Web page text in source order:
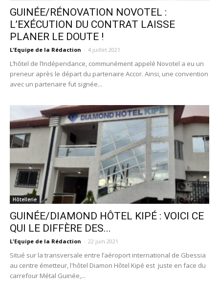
GUINÉE/RÉNOVATION NOVOTEL :
L’EXÉCUTION DU CONTRAT LAISSE
PLANER LE DOUTE !
L'Equipe de la Rédaction - 4 juillet 2021
L’hôtel de l’Indépendance, communément appelé Novotel a eu un
preneur après le départ du partenaire Accor. Ainsi, une convention
avec un partenaire fut signée...
Hôtellerie
GUINÉE/DIAMOND HÔTEL KIPÉ : VOICI CE
QUI LE DIFFÈRE DES...
L'Equipe de la Rédaction - 22 juin 2021
Situé sur la transversale entre l’aéroport international de Gbessia
au centre émetteur, l'hôtel Diamon Hôtel Kipé est juste en face du
carrefour Métal Guinée,...